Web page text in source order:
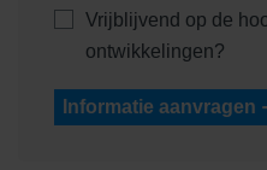
Vrijblijvend op de
ontwikkelingen?
Informatie aanvragen